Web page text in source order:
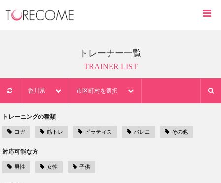
トレーナー一覧
TRAINER LIST
香川県 市区町村を選択
トレーニングの種類
ヨガ 筋トレ ピラティス バレエ その他
対応可能な方
男性 女性 子供